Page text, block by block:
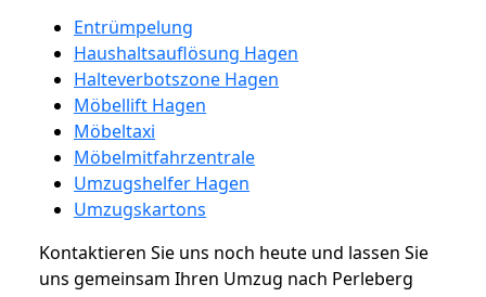
Entrümpelung
Haushaltsauflösung Hagen
Halteverbotszone Hagen
Möbellift Hagen
Möbeltaxi
Möbelmitfahrzentrale
Umzugshelfer Hagen
Umzugskartons
Kontaktieren Sie uns noch heute und lassen Sie
uns gemeinsam Ihren Umzug nach Perleberg